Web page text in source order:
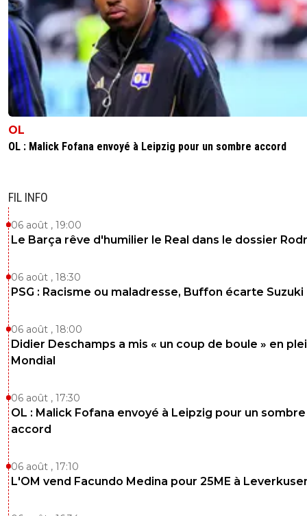
OL
OL : Malick Fofana envoyé à Leipzig pour un sombre accord
FIL INFO
06 août , 19:00
Le Barça rêve d'humilier le Real dans le dossier
06 août , 18:30
PSG : Racisme ou maladresse, Buffon écarte Suzuki
06 août , 18:00
Didier Deschamps a mis « un coup de boule » en
Mondial
06 août , 17:30
OL : Malick Fofana envoyé à Leipzig pour un sombre
accord
06 août , 17:10
L'OM vend Facundo Medina pour 25ME à